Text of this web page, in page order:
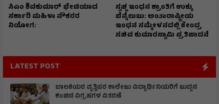
ಸಿಎಂ ಶಿವಕುಮಾರ್‌ ಭೇಟಿಯಾದ
ಸರ್ಕಾರಿ ಮಹಿಳಾ ನೌಕರರ
ನಿಯೋಗ:
ಸ್ವಚ್ಛ ಇಂಧನ ಕ್ರಾಂತಿಗೆ ಉಕ್ಕು
ಬೆನ್ನೆಲುಬು: ಅಂತಾರಾಷ್ಟ್ರೀಯ
ಇಂಧನ ಸಮ್ಮೇಳನದಲ್ಲಿ ಕೇಂದ್ರ
ಸಚಿವ ಕುಮಾರಸ್ವಾಮಿ ಪ್ರತಿಪಾದನೆ
LATEST POST
ಬಾಲಕಿಯರ ವೃತ್ತಿಪರ ಕಾಲೇಜು ವಿದ್ಯಾರ್ಥಿನಿಯರಿಗೆ ಬುದ್ದನ
ಕಂಚಿನ ವಿಗ್ರಹಗಳ ವಿತರಣೆ